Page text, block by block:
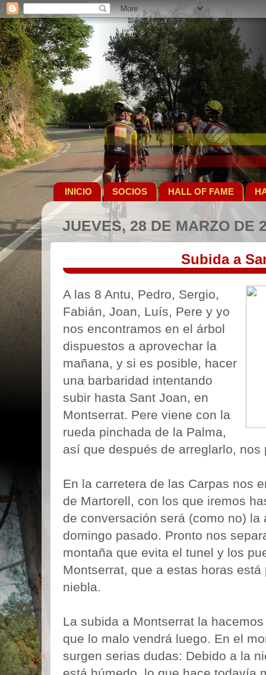
INICIO SOCIOS HALL OF FAME
JUEVES, 28 DE MARZO DE
Subida a
A las 8 Antu, Pedro, Sergio,
Fabián, Joan, Luís, Pere y yo
nos encontramos en el árbol
dispuestos a aprovechar la
mañana, y si es posible, hacer
una barbaridad intentando
subir hasta Sant Joan, en
Montserrat. Pere viene con la
rueda pinchada de la Palma,
así que después de arreglarlo,
En la carretera de las Carpas nos
de Martorell, con los que iremos
de conversación será (como no)
domingo pasado. Pronto nos
montaña que evita el tunel y los
Montserrat, que a estas horas
niebla.
La subida a Montserrat la
que lo malo vendrá luego. En el
surgen serias dudas: Debido a la